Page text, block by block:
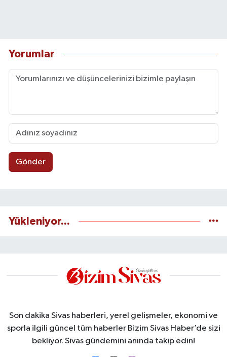
Yorumlar
Gönder
Yükleniyor...
Son dakika Sivas haberleri, yerel gelişmeler, ekonomi ve
sporla ilgili güncel tüm haberler Bizim Sivas Haber’de sizi
bekliyor. Sivas gündemini anında takip edin!